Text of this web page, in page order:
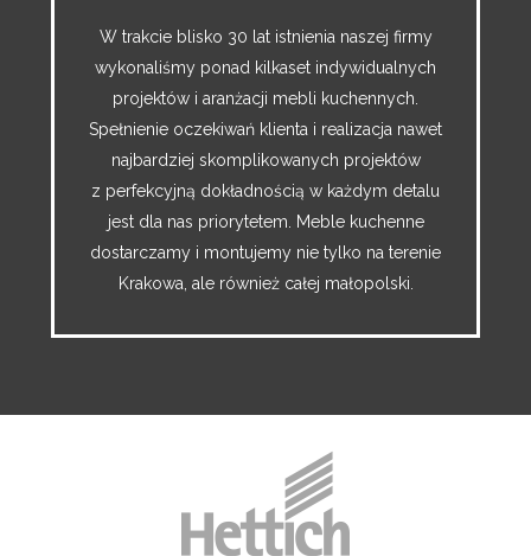
W trakcie blisko 30 lat istnienia naszej firmy
wykonaliśmy ponad kilkaset indywidualnych
projektów i aranżacji mebli kuchennych.
Spełnienie oczekiwań klienta i realizacja nawet
najbardziej skomplikowanych projektów
z perfekcyjną dokładnością w każdym detalu
jest dla nas priorytetem. Meble kuchenne
dostarczamy i montujemy nie tylko na terenie
Krakowa, ale również całej małopolski.